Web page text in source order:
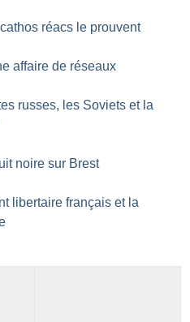
réacs le prouvent
affaire de réseaux
russes, les Soviets et la
noire sur Brest
libertaire français et la